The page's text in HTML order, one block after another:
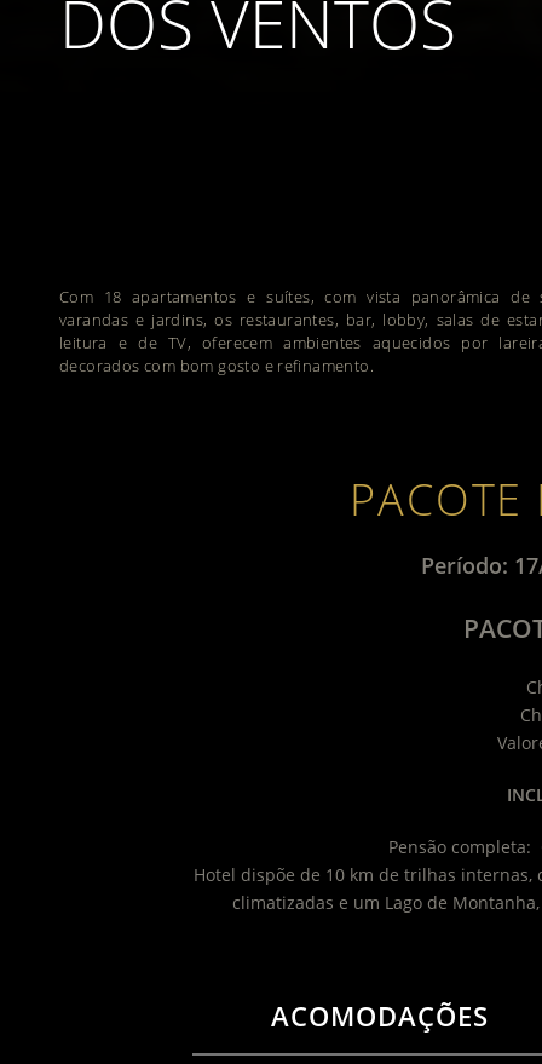
DOS VENTOS
Com 18 apartamentos e suítes, com vista panorâmica de
varandas e jardins, os restaurantes, bar, lobby, salas de
leitura e de TV, oferecem ambientes aquecidos por
decorados com bom gosto e refinamento.
PACOTE
Período:
Pensão completa:
Hotel dispõe de 10 km de trilhas
climatizadas e um Lago de
ACOMODAÇÕES